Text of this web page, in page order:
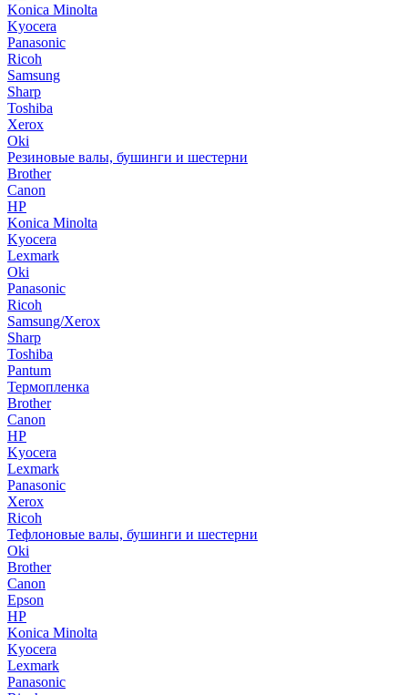
Konica Minolta
Kyocera
Panasonic
Ricoh
Samsung
Sharp
Toshiba
Xerox
Oki
Резиновые валы, бушинги и шестерни
Brother
Canon
HP
Konica Minolta
Kyocera
Lexmark
Oki
Panasonic
Ricoh
Samsung/Xerox
Sharp
Toshiba
Pantum
Термопленка
Brother
Canon
HP
Kyocera
Lexmark
Panasonic
Xerox
Ricoh
Тефлоновые валы, бушинги и шестерни
Oki
Brother
Canon
Epson
HP
Konica Minolta
Kyocera
Lexmark
Panasonic